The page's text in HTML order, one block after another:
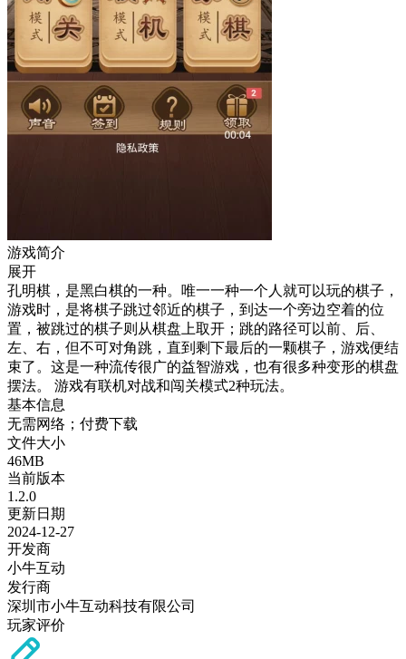
游戏简介
展开
孔明棋，是黑白棋的一种。唯一一种一个人就可以玩的棋子，
游戏时，是将棋子跳过邻近的棋子，到达一个旁边空着的位
置，被跳过的棋子则从棋盘上取开；跳的路径可以前、后、
左、右，但不可对角跳，直到剩下最后的一颗棋子，游戏便结
束了。这是一种流传很广的益智游戏，也有很多种变形的棋盘
摆法。 游戏有联机对战和闯关模式2种玩法。
基本信息
无需网络；付费下载
文件大小
46MB
当前版本
1.2.0
更新日期
2024-12-27
开发商
小牛互动
发行商
深圳市小牛互动科技有限公司
玩家评价